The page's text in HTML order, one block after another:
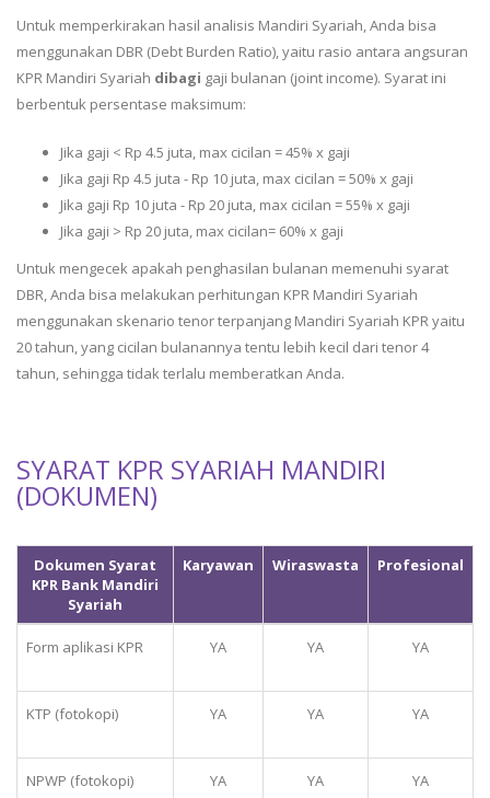
Untuk memperkirakan hasil analisis Mandiri Syariah, Anda bisa
menggunakan DBR (Debt Burden Ratio), yaitu rasio antara angsuran
KPR Mandiri Syariah dibagi gaji bulanan (joint income). Syarat ini
berbentuk persentase maksimum:
Jika gaji < Rp 4.5 juta, max cicilan = 45% x gaji
Jika gaji Rp 4.5 juta - Rp 10 juta, max cicilan = 50% x gaji
Jika gaji Rp 10 juta - Rp 20 juta, max cicilan = 55% x gaji
Jika gaji > Rp 20 juta, max cicilan= 60% x gaji
Untuk mengecek apakah penghasilan bulanan memenuhi syarat
DBR, Anda bisa melakukan perhitungan KPR Mandiri Syariah
menggunakan skenario tenor terpanjang Mandiri Syariah KPR yaitu
20 tahun, yang cicilan bulanannya tentu lebih kecil dari tenor 4
tahun, sehingga tidak terlalu memberatkan Anda.
SYARAT KPR SYARIAH MANDIRI
(DOKUMEN)
Dokumen Syarat
KPR Bank Mandiri
Syariah
Karyawan Wiraswasta Profesional
Form aplikasi KPR YA YA YA
KTP (fotokopi) YA YA YA
NPWP (fotokopi) YA YA YA